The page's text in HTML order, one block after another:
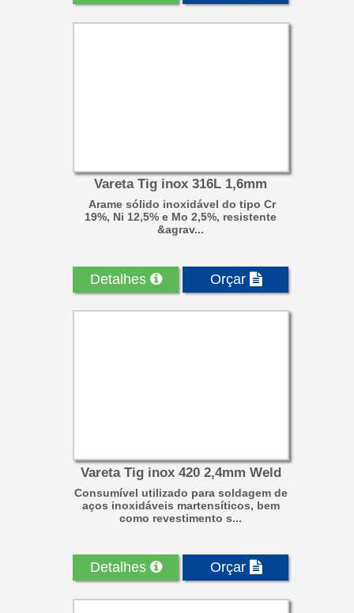
Vareta Tig inox 316L 1,6mm
Arame sólido inoxidável do tipo Cr
19%, Ni 12,5% e Mo 2,5%, resistente
&agrav...
Detalhes Orçar
Vareta Tig inox 420 2,4mm Weld
Consumível utilizado para soldagem de
aços inoxidáveis martensíticos, bem
como revestimento s...
Detalhes Orçar